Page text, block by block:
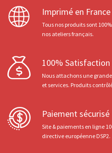
Imprimé en France
Tous nos produits sont
nos ateliers français.
100% Satisfaction
Nous attachons une
et services. Produits
Paiement sécurisé
Site & paiements en ligne
directive européenne DSP2.